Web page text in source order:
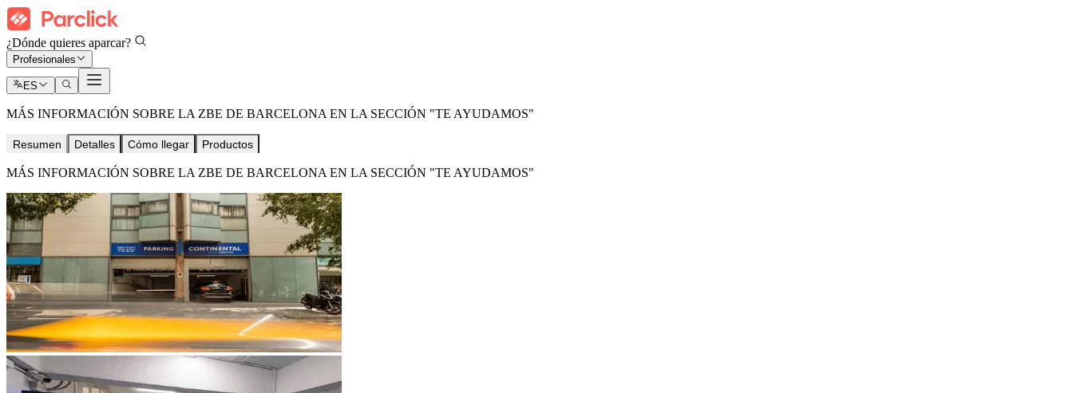
¿Dónde quieres aparcar?
Profesionales
ES
MÁS INFORMACIÓN SOBRE LA ZBE DE BARCELONA EN LA SECCIÓN "TE AYUDAMOS"
Resumen Detalles Cómo llegar Productos
MÁS INFORMACIÓN SOBRE LA ZBE DE BARCELONA EN LA SECCIÓN "TE AYUDAMOS"